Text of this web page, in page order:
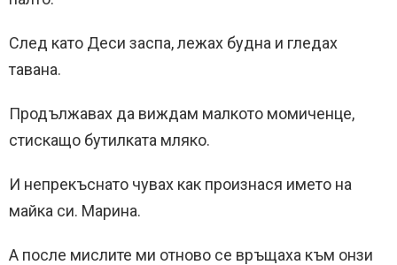
След като Деси заспа, лежах будна и гледах
тавана.
Продължавах да виждам малкото момиченце,
стискащо бутилката мляко.
И непрекъснато чувах как произнася името на
майка си. Марина.
А после мислите ми отново се връщаха към онзи